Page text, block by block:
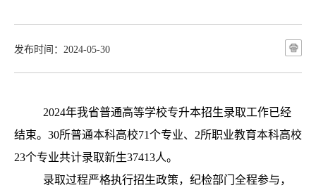
成绩查询
志愿填报
录取查询
发布时间：2024-05-30
2024年我省普通高等学校专升本招生录取工作已经
结束。 30所普通本科高校71个专业、 2所职业教育本科高校
23个专业共计录取新生37413人。
录取过程严格执行招生政策，纪检部门全程参与，